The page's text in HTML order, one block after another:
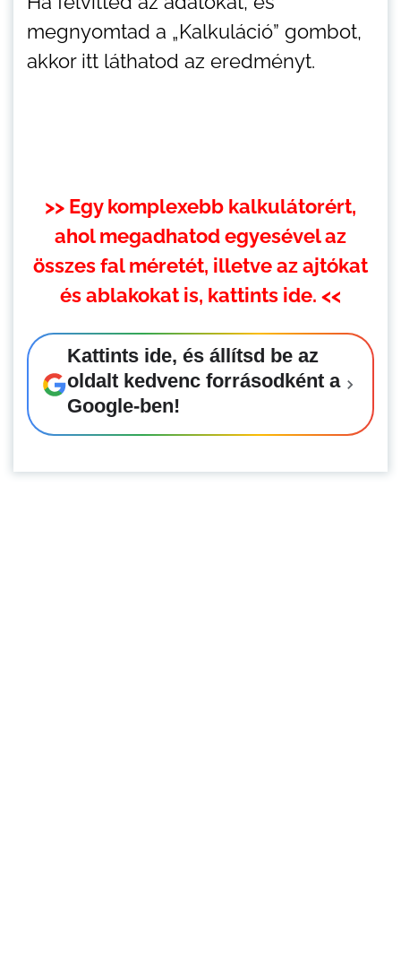
megnyomtad a „Kalkuláció” gombot,
akkor itt láthatod az eredményt.
>> Egy komplexebb kalkulátorért,
ahol megadhatod egyesével az
összes fal méretét, illetve az ajtókat
és ablakokat is, kattints ide. <<
Kattints ide, és állítsd be az
oldalt kedvenc forrásodként a
Google-ben!